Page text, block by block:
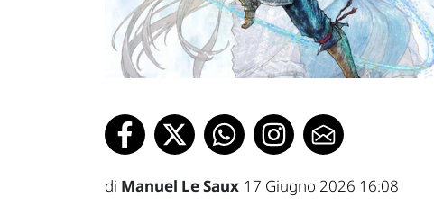
di Manuel Le Saux 17 Giugno 2026 16:08